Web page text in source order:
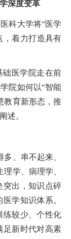
深度变革
科大学将“医学
，着力打造具有
础医学院走在前
院如何以“智能
教育新形态，推
述。
、串不起来、
学、病理学、
突出，知识点碎
学知识体系。
练较少、个性化
足新时代对高素